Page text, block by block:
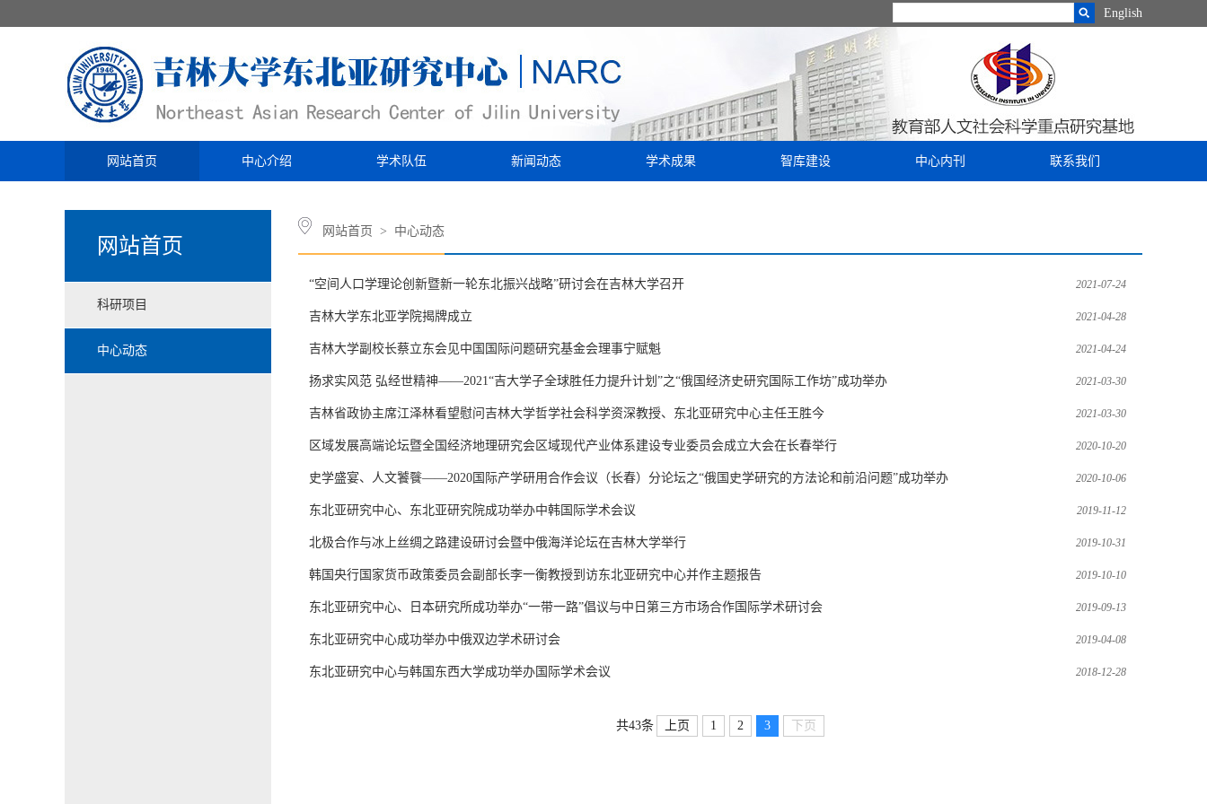
English
网站首页 中心介绍 学术队伍 新闻动态 学术成果 智库建设 中心内刊 联系我们
网站首页
科研项目
中心动态
网站首页 > 中心动态
“空间人口学理论创新暨新一轮东北振兴战略”研讨会在吉林大学召开 2021-07-24
吉林大学东北亚学院揭牌成立 2021-04-28
吉林大学副校长蔡立东会见中国国际问题研究基金会理事宁赋魁 2021-04-24
扬求实风范 弘经世精神——2021“吉大学子全球胜任力提升计划”之“俄国经济史研究国际工作坊”成功举办 2021-03-30
吉林省政协主席江泽林看望慰问吉林大学哲学社会科学资深教授、东北亚研究中心主任王胜今 2021-03-30
区域发展高端论坛暨全国经济地理研究会区域现代产业体系建设专业委员会成立大会在长春举行 2020-10-20
史学盛宴、人文饕餮——2020国际产学研用合作会议（长春）分论坛之“俄国史学研究的方法论和前沿问题”成功举办 2020-10-06
东北亚研究中心、东北亚研究院成功举办中韩国际学术会议 2019-11-12
北极合作与冰上丝绸之路建设研讨会暨中俄海洋论坛在吉林大学举行 2019-10-31
韩国央行国家货币政策委员会副部长李一衡教授到访东北亚研究中心并作主题报告 2019-10-10
东北亚研究中心、日本研究所成功举办“一带一路”倡议与中日第三方市场合作国际学术研讨会 2019-09-13
东北亚研究中心成功举办中俄双边学术研讨会 2019-04-08
东北亚研究中心与韩国东西大学成功举办国际学术会议 2018-12-28
共43条 上页 1 2 3 下页